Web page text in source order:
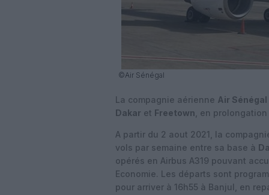
©Air Sénégal
La compagnie aérienne Air Sénégal
Dakar et Freetown , en
A partir du 2 aout 2021, la
vols par semaine entre sa base à
opérés en Airbus A319 pouvant
Economie. Les départs sont
pour arriver à 16h55 à Banjul, en